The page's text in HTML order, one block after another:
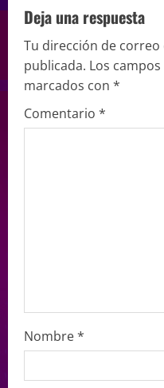
Deja una respuesta
Tu dirección de
publicada. Los
marcados con *
Comentario *
Nombre*